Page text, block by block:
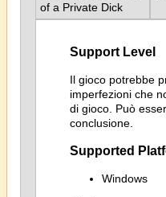
of a Private Dick
Support Level
Il gioco potrebbe
imperfezioni che
di gioco. Può
conclusione.
Supported
Windows